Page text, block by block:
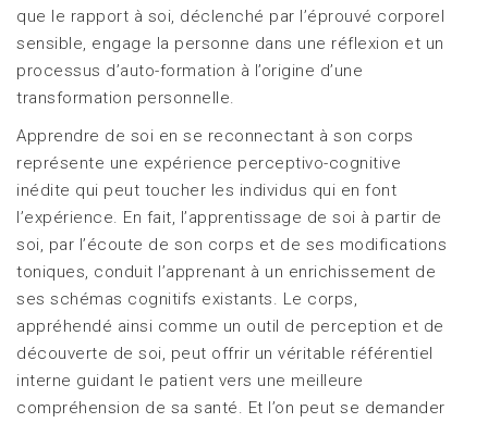
que le rapport à soi, déclenché par l’éprouvé corporel
sensible, engage la personne dans une réflexion et un
processus d’auto-formation à l’origine d’une
transformation personnelle.
Apprendre de soi en se reconnectant à son corps
représente une expérience perceptivo-cognitive
inédite qui peut toucher les individus qui en font
l’expérience. En fait, l’apprentissage de soi à partir de
soi, par l’écoute de son corps et de ses modifications
toniques, conduit l’apprenant à un enrichissement de
ses schémas cognitifs existants. Le corps,
appréhendé ainsi comme un outil de perception et de
découverte de soi, peut offrir un véritable référentiel
interne guidant le patient vers une meilleure
compréhension de sa santé. Et l’on peut se demander